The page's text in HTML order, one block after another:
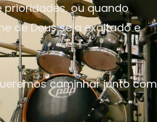
prioridades, ou quando
de Deus seja exaltado e
caminhar junto com